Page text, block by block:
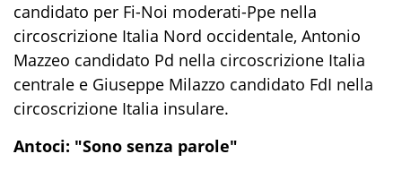
candidato per Fi-Noi moderati-Ppe nella
circoscrizione Italia Nord occidentale, Antonio
Mazzeo candidato Pd nella circoscrizione Italia
centrale e Giuseppe Milazzo candidato FdI nella
circoscrizione Italia insulare.
Antoci: "Sono senza parole"